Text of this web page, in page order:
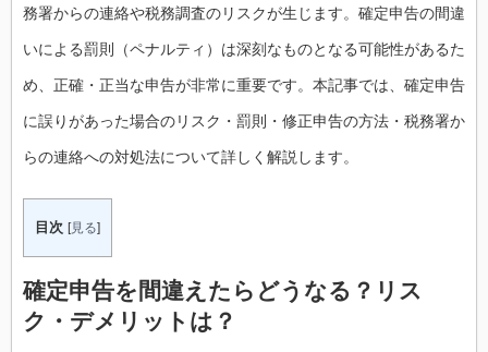
務署からの連絡や税務調査のリスクが生じます。確定申告の間違
いによる罰則（ペナルティ）は深刻なものとなる可能性があるた
め、正確・正当な申告が非常に重要です。本記事では、確定申告
に誤りがあった場合のリスク・罰則・修正申告の方法・税務署か
らの連絡への対処法について詳しく解説します。
目次 [見る]
確定申告を間違えたらどうなる？リス
ク・デメリットは？